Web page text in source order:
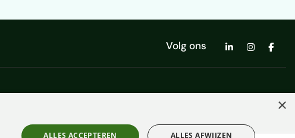
Volg ons
×
ALLES ACCEPTEREN ALLES AFWIJZEN